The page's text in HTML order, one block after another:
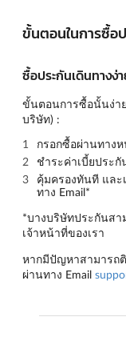
ขั้นตอนในการซื้อ
ซื้อประกันเดินทาง
ขั้นตอนการซื้อนั้นง่า
บริษัท) :
กรอกซื้อผ่านทางห
ชำระค่าเบี้ยประกั
คุ้มครองทันที และ
ทาง Email*
*บางบริษัทประกันส
เจ้าหน้าที่ของเรา
หากมีปัญหาสามารถติ
ผ่านทาง Email